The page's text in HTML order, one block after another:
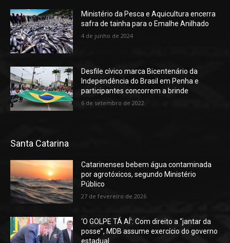
Ministério da Pesca e Aquicultura encerra
safra de tainha para o Emalhe Anilhado
4 de junho de 2024
Desfile cívico marca Bicentenário da
Independência do Brasil em Penha e
participantes concorrem a brinde
6 de setembro de 2022
Santa Catarina
Catarinenses bebem água contaminada
por agrotóxicos, segundo Ministério
Público
27 de fevereiro de 2026
‘O GOLPE TÁ AÍ’: Com direito a “jantar da
posse”, MDB assume exercício do governo
estadual